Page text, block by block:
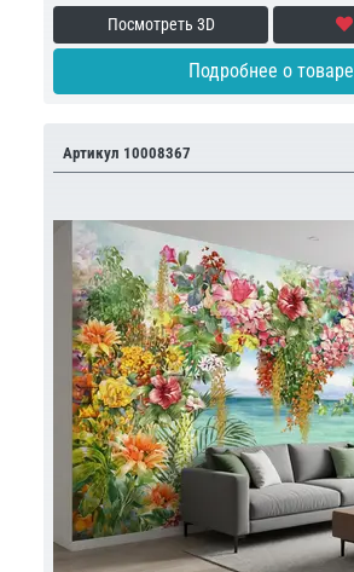
Посмотреть 3D
Подробнее о товаре
Артикул 10008367